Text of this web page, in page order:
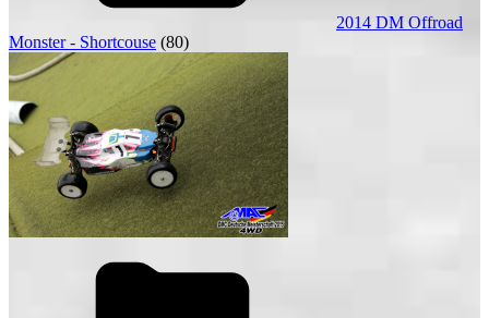
2014 DM Offroad
Monster - Shortcouse (80)